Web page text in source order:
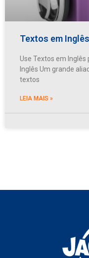
Textos em
Use Textos em
Inglês Um grande
textos
LEIA MAIS »